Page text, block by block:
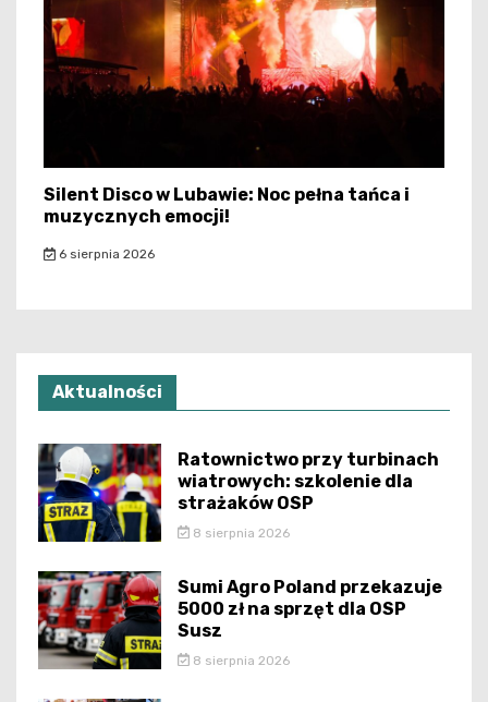
Silent Disco w Lubawie: Noc pełna tańca i
muzycznych emocji!
6 sierpnia 2026
Aktualności
Ratownictwo przy turbinach
wiatrowych: szkolenie dla
strażaków OSP
8 sierpnia 2026
Sumi Agro Poland przekazuje
5000 zł na sprzęt dla OSP
Susz
8 sierpnia 2026